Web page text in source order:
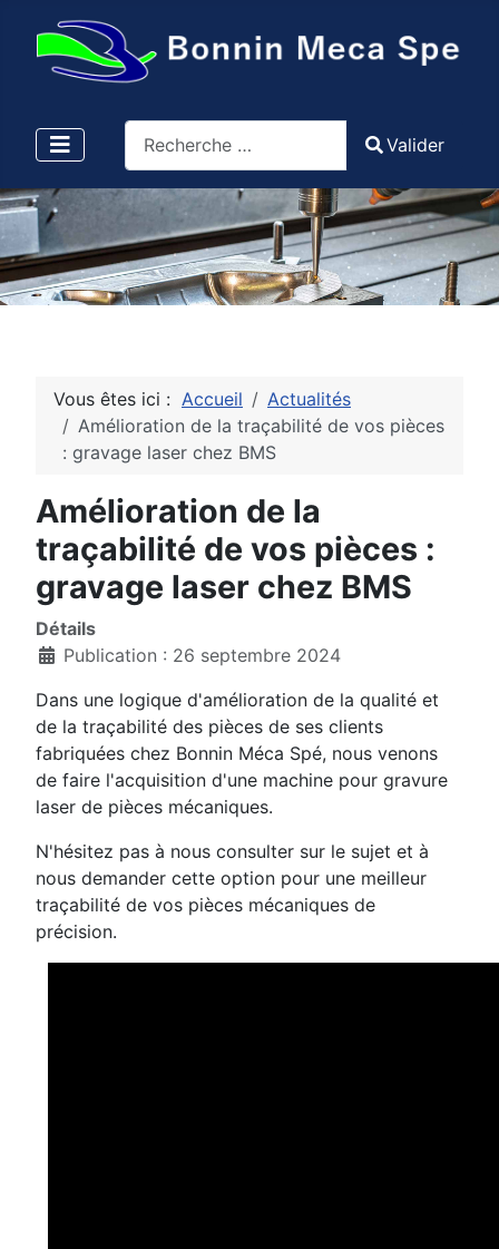
Valider
Type 2 or more characters for results.
Valider
Vous êtes ici : Accueil
Actualités
Amélioration de la traçabilité de vos pièces
: gravage laser chez BMS
Amélioration de la
traçabilité de vos pièces :
gravage laser chez BMS
Détails
Publication : 26 septembre 2024
Dans une logique d'amélioration de la qualité et
de la traçabilité des pièces de ses clients
fabriquées chez Bonnin Méca Spé, nous venons
de faire l'acquisition d'une machine pour gravure
laser de pièces mécaniques.
N'hésitez pas à nous consulter sur le sujet et à
nous demander cette option pour une meilleur
traçabilité de vos pièces mécaniques de
précision.